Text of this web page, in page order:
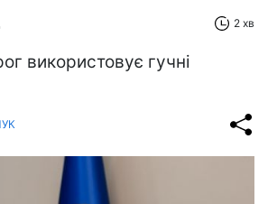
2 хв
використовує гучні